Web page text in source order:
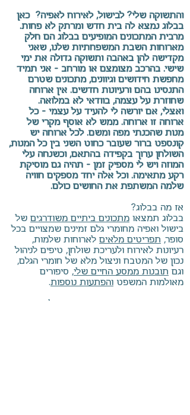
והתשוקה שלי? לבישול, לאירוח לאפיה? כאן
בבלוג נמצא לה בית חדש ומרתק לא פחות.
מרבית המתכונים המופיעים בבלוג הם חלק
מארוחות השבת המשפחתיות שלנו, שאני
מקדישה להן באהבה ותשוקה גדולה את ימי
שישי. בהרכב מצומצם או מורחב - אני תמיד
מחפשת חידושים וגיוונים, מתכונים שטרם
התנסינו בהם ורעיונות חדשים. אין ארוחה
שחוזרת על עצמה, בוודאי לא במלואה.
ואצלי, אם יורשה לי להעיד על עצמי - כל
ארוחה זו ארוחה. ממש לא אוסף מקרי של
מנות שהכנתי מפה ומשם.לכל ארוחה יש
קונספט ברור שעובר כחוט השני בין כל המנות,
השולחן ערוך בקפידה בהתאם, וכשנחה עלי
המוזה ויש לי מספיק זמן - תהיה גם מוסיקת
רקע מתאימה. וכל אלה יחד מספקים חוויה
שלמה המשתפת את החושים כולם.
אז מה בבלוג?
בבלוג תמצאו מתכונים ביתיים משודרגים של
בישול ואפיה מחומרי גלם זמינים שמצויים בכל
סופר, תפריטים מלאים לארוחות שלמות,
רעיונות לאירוח ולעריכת שולחן, טיפים לניהול
נכון של המטבח וניצול מלא של חומרי הגלם,
וגם תובנות ממסע החיים שלי, סיפורים
מאולמות המשפט והפתעות נוספות.
כנסו, יהיה מעניין. בואו נרקח יחד חלומות....